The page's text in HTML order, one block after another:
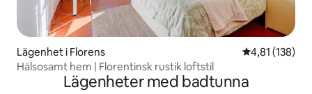
Lägenhet i Florens 4,81 av 5 i
4,81 (138)
Hälsosamt hem | Florentinsk rustik loftstil
Lägenheter med badtunna